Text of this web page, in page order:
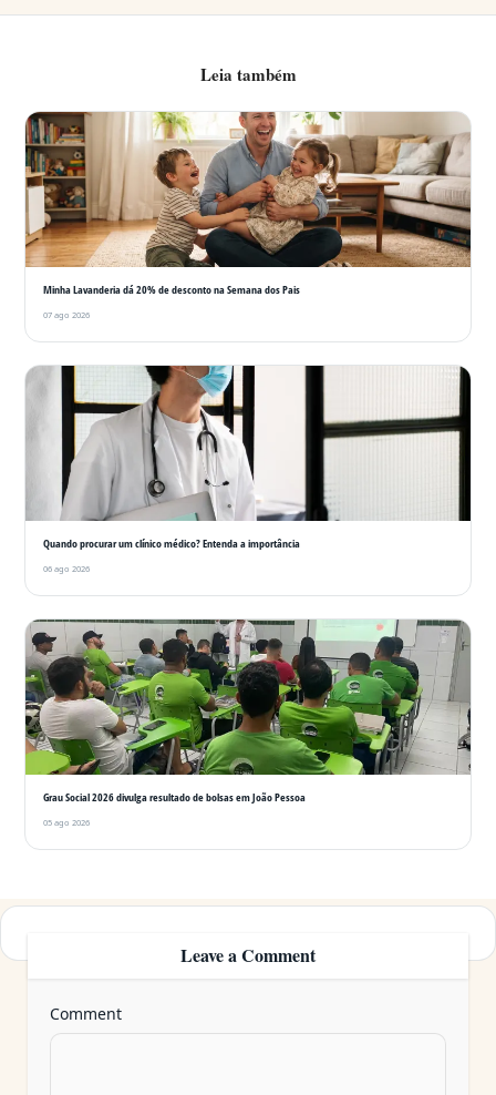
Leia também
Minha Lavanderia dá 20% de desconto na Semana dos Pais
07 ago 2026
Quando procurar um clínico médico? Entenda a importância
06 ago 2026
Grau Social 2026 divulga resultado de bolsas em João Pessoa
05 ago 2026
Leave a Comment
Comment